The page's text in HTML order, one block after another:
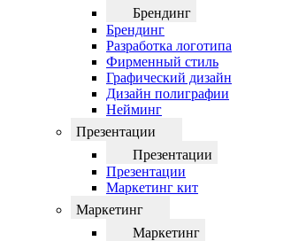
Брендинг
Брендинг
Разработка логотипа
Фирменный стиль
Графический дизайн
Дизайн полиграфии
Нейминг
Презентации
Презентации
Презентации
Маркетинг кит
Маркетинг
Маркетинг